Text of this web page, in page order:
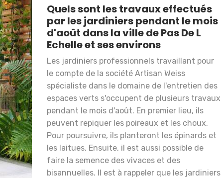
Quels sont les travaux effectués
par les jardiniers pendant le mois
d'août dans la ville de Pas De L
Echelle et ses environs
Les jardiniers professionnels travaillant pour
le compte de la société Artisan Weiss
spécialiste dans le domaine de l'entretien des
espaces verts s'occupent de plusieurs travaux
pendant le mois d'août. En premier lieu, ils
peuvent repiquer les poireaux et les choux.
Pour poursuivre, ils planteront les épinards et
les laitues. Ensuite, il est aussi possible de
faire la semence des vivaces et des
bisannuelles. Il est à rappeler que les jardiniers